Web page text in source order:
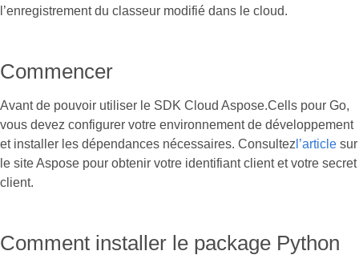
l’enregistrement du classeur modifié dans le cloud.
Commencer
Avant de pouvoir utiliser le SDK Cloud Aspose.Cells pour Go,
vous devez configurer votre environnement de développement
et installer les dépendances nécessaires. Consultez l’article sur
le site Aspose pour obtenir votre identifiant client et votre secret
client.
Comment installer le package Python